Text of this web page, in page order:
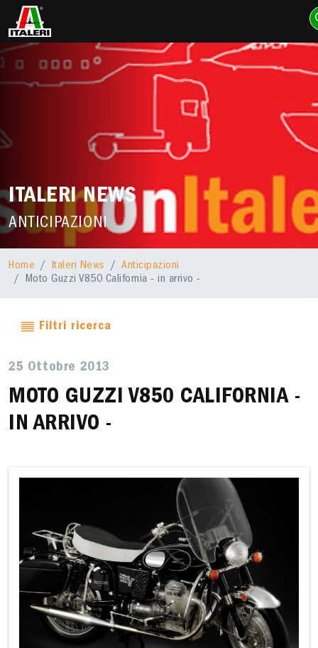
ITALERI NEWS
ANTICIPAZIONI
Home Italeri News
Anticipazioni
Moto Guzzi V850 California - in arrivo -
Filtri ricerca
25 Ottobre 2013
MOTO GUZZI V850 CALIFORNIA -
IN ARRIVO -